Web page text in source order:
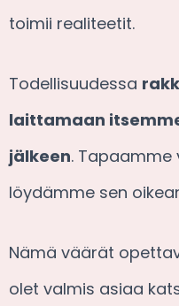
toimii realiteetit.
Todellisuudessa
laittamaan
jälkeen. Tapaamme
löydämme sen
Nämä väärät
olet valmis asiaa